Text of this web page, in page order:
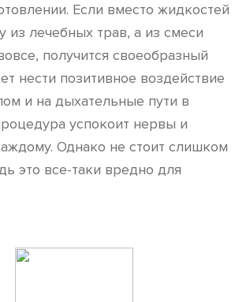
Если вместо жидкостей
из лечебных трав, а из смеси
получится своеобразный
нести позитивное воздействие
и на дыхательные пути в
успокоит нервы и
Однако не стоит слишком
это все-таки вредно для